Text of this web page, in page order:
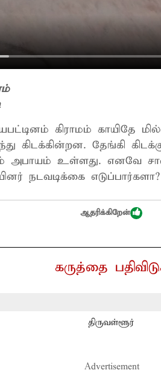
கிராமம் காயிதே
கிடக்கின்றன. தேங்கி
அபாயம் உள்ளது. எனவே
நடவடிக்கை எடுப்பார்களா?
ஆதரிக்கிறேன்
கருத்தை
திருவள்ளூர்
Advertisement